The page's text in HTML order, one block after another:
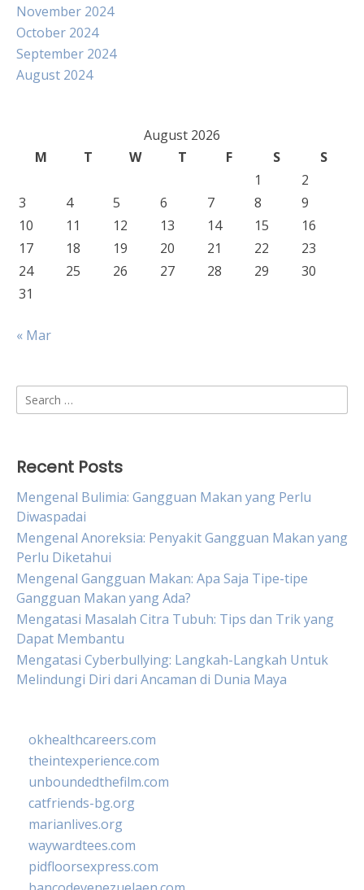
November 2024
October 2024
September 2024
August 2024
August 2026
M
T W T F S
S
1
2
3
4 5 6 7 8
9
10
11 12 13 14 15
16
17
18 19 20 21 22
23
24
25 26 27 28 29
30
31
« Mar
Search
for:
Recent Posts
Mengenal Bulimia: Gangguan Makan yang Perlu
Diwaspadai
Mengenal Anoreksia: Penyakit Gangguan Makan yang
Perlu Diketahui
Mengenal Gangguan Makan: Apa Saja Tipe-tipe
Gangguan Makan yang Ada?
Mengatasi Masalah Citra Tubuh: Tips dan Trik yang
Dapat Membantu
Mengatasi Cyberbullying: Langkah-Langkah Untuk
Melindungi Diri dari Ancaman di Dunia Maya
okhealthcareers.com
theintexperience.com
unboundedthefilm.com
catfriends-bg.org
marianlives.org
waywardtees.com
pidfloorsexpress.com